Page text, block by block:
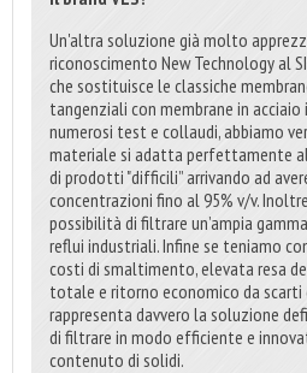
Un'altra soluzione già molto
riconoscimento New Technology al
che sostituisce le classiche
tangenziali con membrane in
numerosi test e collaudi, abbiamo
materiale si adatta perfettamente
di prodotti "difficili” arrivando ad
concentrazioni fino al 95% v/v.
possibilità di filtrare un’ampia
reflui industriali. Infine se teniamo
costi di smaltimento, elevata resa
totale e ritorno economico da scarti
rappresenta davvero la soluzione
di filtrare in modo efficiente e
contenuto di solidi.